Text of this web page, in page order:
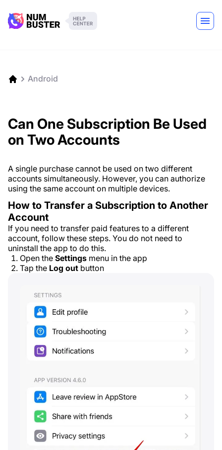
Android
Can One Subscription Be Used
on Two Accounts
A single purchase cannot be used on two different
accounts simultaneously. However, you can authorize
using the same account on multiple devices.
How to Transfer a Subscription to Another
Account
If you need to transfer paid features to a different
account, follow these steps. You do not need to
uninstall the app to do this.
Open the Settings menu in the app
Tap the Log out button